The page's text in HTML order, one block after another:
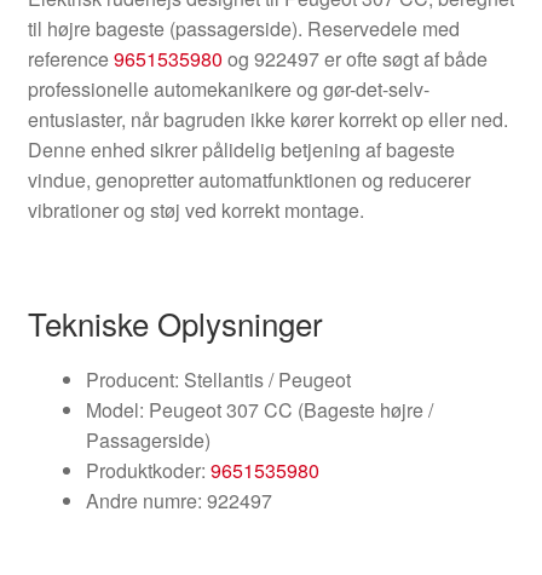
til højre bageste (passagerside). Reservedele med
reference9651535980 og 922497 er ofte søgt af både
professionelle automekanikere og gør-det-selv-
entusiaster, når bagruden ikke kører korrekt op eller ned.
Denne enhed sikrer pålidelig betjening af bageste
vindue, genopretter automatfunktionen og reducerer
vibrationer og støj ved korrekt montage.
Tekniske Oplysninger
Producent: Stellantis / Peugeot
Model: Peugeot 307 CC (Bageste højre /
Passagerside)
Produktkoder: 9651535980
Andre numre: 922497